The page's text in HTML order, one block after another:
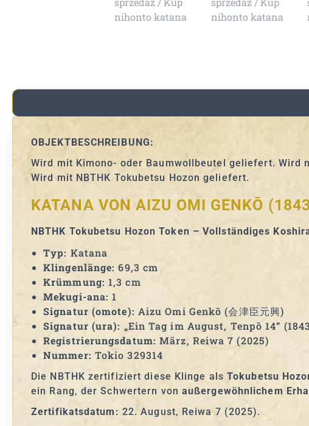
OBJEKTBESCHREIBUNG:
Wird mit Kimono- oder Baumwollbeutel geliefert.
Wird mit NBTHK Tokubetsu Hozon geliefert.
KATANA VON AIZU OMI GENKŌ
NBTHK Tokubetsu Hozon Token – Vollständiges
Typ: Katana
Klingenlänge: 69,3 cm
Krümmung: 1,3 cm
Mekugi-ana: 1
Signatur (omote): Aizu Omi Genkō (会津臣元興)
Signatur (ura): „Ein Tag im August, Tenpō 14“
Registrierungsdatum: März, Reiwa 7 (2025)
Nummer: Tokio 329314
Die NBTHK zertifiziert diese Klinge als Tokubetsu
ein Rang, der Schwertern von außergewöhnlichem
Zertifikatsdatum: 22. August, Reiwa 7 (2025).